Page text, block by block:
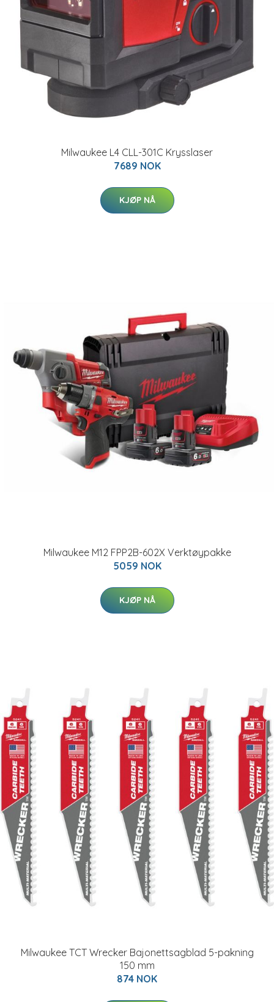
Milwaukee L4 CLL-301C Krysslaser
7689 NOK
KJØP NÅ
Milwaukee M12 FPP2B-602X Verktøypakke
5059 NOK
KJØP NÅ
Milwaukee TCT Wrecker Bajonettsagblad 5-pakning
150 mm
874 NOK